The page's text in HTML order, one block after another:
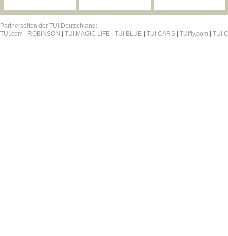
Partnerseiten der TUI Deutschland:
TUI.com
ROBINSON TUI MAGIC LIFE TUI BLUE TUI CARS TUIfly.com TUI